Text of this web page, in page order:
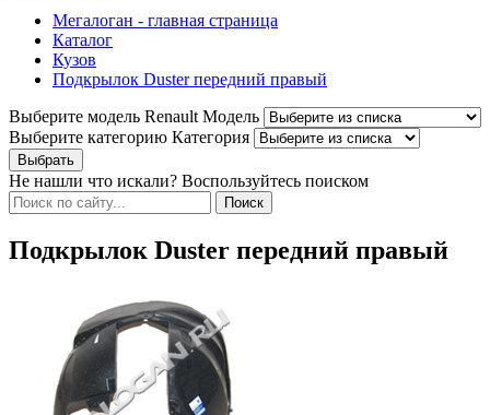
Мегалоган - главная страница
Каталог
Кузов
Подкрылок Duster передний правый
Выберите модель Renault Модель
Выберите категорию Категория
Не нашли что искали? Воспользуйтесь поиском
Подкрылок Duster передний правый